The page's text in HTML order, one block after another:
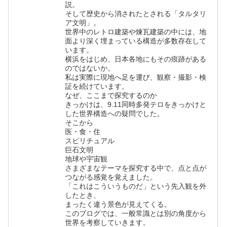
説。
そして歴史から消されたとされる「タルタリ
ア文明」。
世界中のレトロ建築や煉瓦建築の中には、地
面より深く埋まっている構造が多数存在して
います。
横浜をはじめ、日本各地にもその痕跡がある
のではないか。
私は実際に現地へ足を運び、観察・撮影・検
証を続けています。
なぜ、ここまで探究するのか
きっかけは、9.11同時多発テロをきっかけと
した世界構造への疑問でした。
そこから
医・食・住
スピリチュアル
巨石文明
地球や宇宙観
さまざまなテーマを探究する中で、点と点が
つながる感覚を覚えました。
「これはこういうものだ」という先入観を外
したとき、
まったく違う景色が見えてくる。
このブログでは、一般常識とは別の角度から
世界を考察していきます。